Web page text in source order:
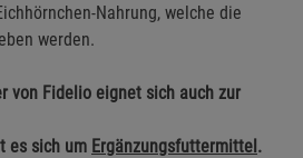
Nahrung, welche die
werden.
von Fidelio eignet sich auch zur
es sich um Ergänzungsfuttermittel.